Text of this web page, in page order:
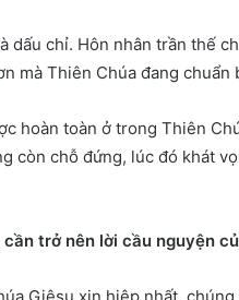
dấu chỉ. Hôn nhân trần thế
mà Thiên Chúa đang chuẩn
hoàn toàn ở trong Thiên
còn chỗ đứng, lúc đó khát
trở nên lời cầu nguyện
Giêsu xin hiệp nhất,